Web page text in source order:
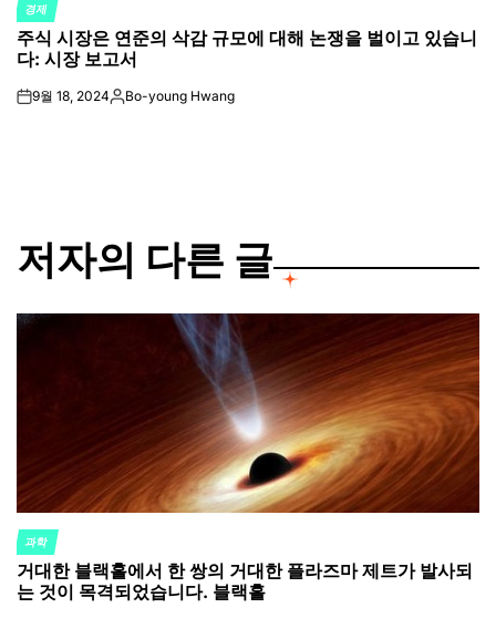
POSTED
IN
경제
주식 시장은 연준의 삭감 규모에 대해 논쟁을 벌이고 있습니
다: 시장 보고서
on9월 18, 2024Posted
Bo-young Hwang
저자의 다른 글
POSTED
IN
과학
거대한 블랙홀에서 한 쌍의 거대한 플라즈마 제트가 발사되
는 것이 목격되었습니다. 블랙홀